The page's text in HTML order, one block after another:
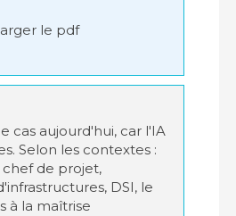
le pdf
cas aujourd'hui, car l'IA
Selon les contextes :
de projet,
DSI, le
à la maîtrise